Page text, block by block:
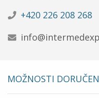
+420 226 208 268
MOŽNOSTI